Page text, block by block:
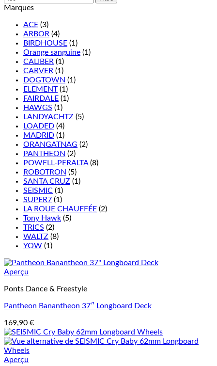
Marques
ACE (3)
ARBOR (4)
BIRDHOUSE (1)
Orange sanguine (1)
CALIBER (1)
CARVER (1)
DOGTOWN (1)
ELEMENT (1)
FAIRDALE (1)
HAWGS (1)
LANDYACHTZ (5)
LOADED (4)
MADRID (1)
ORANGATNAG (2)
PANTHEON (2)
POWELL-PERALTA (8)
ROBOTRON (5)
SANTA CRUZ (1)
SEISMIC (1)
SUPER7 (1)
LA ROUE CHAUFFÉE (2)
Tony Hawk (5)
TRICS (2)
WALTZ (8)
YOW (1)
Aperçu
Ponts Dance & Freestyle
Pantheon Banantheon 37″ Longboard Deck
169,90 €
Aperçu